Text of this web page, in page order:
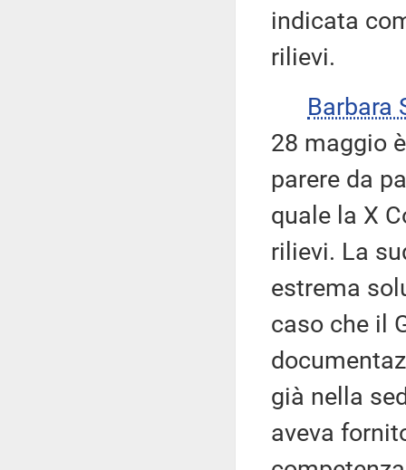
indicata
rilievi.
Barbara
28 maggio
parere da
quale la X
rilievi. La
estrema
caso che il
già nella
aveva